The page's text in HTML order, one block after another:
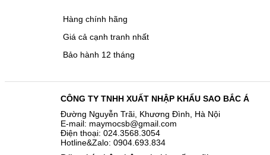
Hàng chính hãng
Giá cả cạnh tranh nhất
Bảo hành 12 tháng
CÔNG TY TNHH XUẤT NHẬP KHẨU SAO BẮC Á
Đường Nguyễn Trãi, Khương Đình, Hà Nội
E-mail: maymocsb@gmail.com
Điện thoại: 024.3568.3054
Hotline&Zalo: 0904.693.834